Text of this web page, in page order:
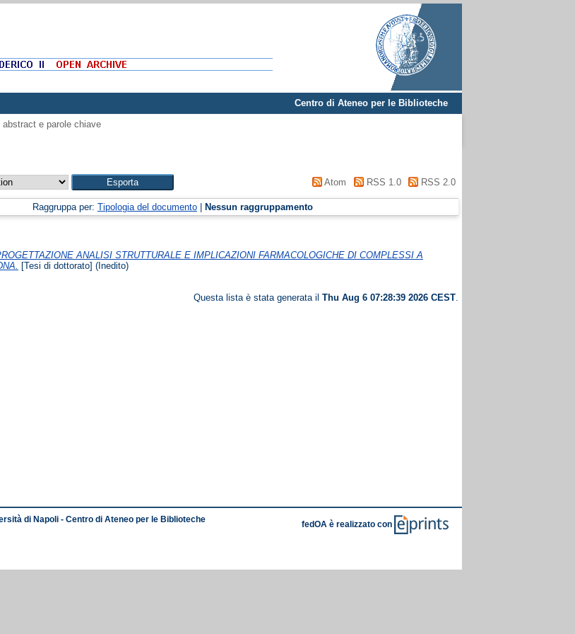
Centro di Ateneo per le Biblioteche
abstract e parole chiave
Atom RSS 1.0 RSS 2.0
Raggruppa per:Tipologia del documento Nessun raggruppamento
ANALISI STRUTTURALE E IMPLICAZIONI FARMACOLOGICHE DI COMPLESSI A
[Tesi di dottorato] (Inedito)
Questa lista è stata generata il Thu Aug 6 07:28:39 2026 CEST
di Napoli - Centro di Ateneo per le Biblioteche
fedOA è realizzato con